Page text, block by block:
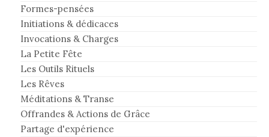
Formes-pensées
Initiations & dédicaces
Invocations & Charges
La Petite Fête
Les Outils Rituels
Les Rêves
Méditations & Transe
Offrandes & Actions de Grâce
Partage d'expérience